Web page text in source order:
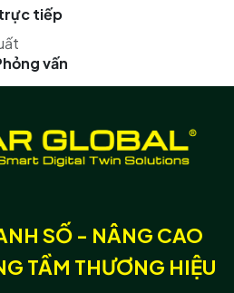
trực tiếp
vấn
SỐ - NÂNG CAO
TẦM THƯƠNG HIỆU